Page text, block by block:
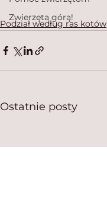
Zwierzęta górą!
Podział według ras kotów
Ostatnie posty